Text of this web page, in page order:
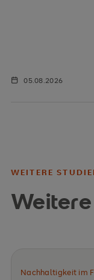
05.08.2026
WEITERE
Nachhaltigkeit im